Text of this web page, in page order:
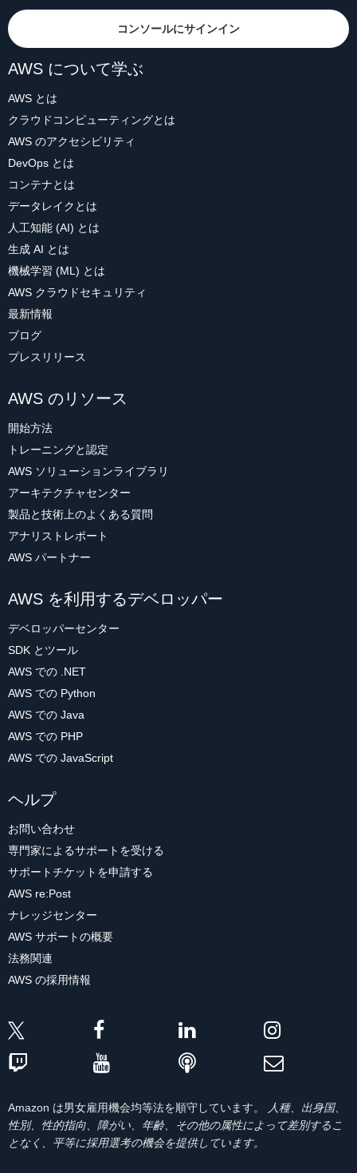
コンソールにサインイン
AWS について学ぶ
AWS とは
クラウドコンピューティングとは
AWS のアクセシビリティ
DevOps とは
コンテナとは
データレイクとは
人工知能 (AI) とは
生成 AI とは
機械学習 (ML) とは
AWS クラウドセキュリティ
最新情報
ブログ
プレスリリース
AWS のリソース
開始方法
トレーニングと認定
AWS ソリューションライブラリ
アーキテクチャセンター
製品と技術上のよくある質問
アナリストレポート
AWS パートナー
AWS を利用するデベロッパー
デベロッパーセンター
SDK とツール
AWS での .NET
AWS での Python
AWS での Java
AWS での PHP
AWS での JavaScript
ヘルプ
お問い合わせ
専門家によるサポートを受ける
サポートチケットを申請する
AWS re:Post
ナレッジセンター
AWS サポートの概要
法務関連
AWS の採用情報
Amazon は男女雇用機会均等法を順守しています。
人種、出身国、
性別、性的指向、障がい、年齢、その他の属性によって差別するこ
となく、平等に採用選考の機会を提供しています。